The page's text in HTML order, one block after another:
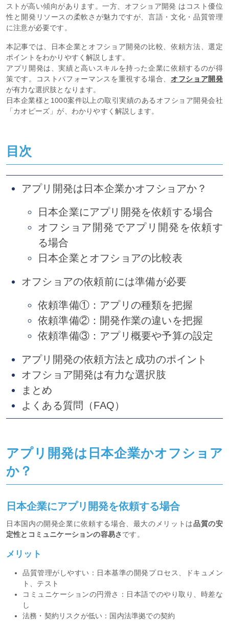
ストが高い傾向があります。一方、オフショア開発 はコスト優位
性と開発リソースの柔軟さが魅力ですが、言語・文化・品質管理
に注意が必要です。
本記事では、日本企業とオフショア開発の比較、依頼方法、選定
ポイントをわかりやすく解説します。
アプリ開発は、実績と高いスキルを持った企業に依頼するのが得
策です。コストパフォーマンスを重視する場合、 オフショア開発
が有力な選択肢となります。
日本企業様と1000案件以上の取引実績のあるオフショア開発会社
「カオピーズ」が、わかりやすく解説します。
目次
アプリ開発は日本企業かオフショアか？
日本企業にアプリ開発を依頼する場合
オフショア開発でアプリ開発を依頼す
る場合
日本企業とオフショアの比較表
オフショアの依頼前には準備が必要
依頼準備①：アプリの種類を把握
依頼準備②：開発作業の違いを把握
依頼準備③：アプリ概要や予算の設定
アプリ開発の依頼方法と成功のポイント
オフショア開発は有力な選択肢
まとめ
よくある質問（FAQ）
アプリ開発は日本企業かオフショア
か？
日本企業にアプリ開発を依頼する場合
日本国内の開発企業に依頼する場合、最大のメリットは品質の安
定性とコミュニケーションの容易さです。
メリット
品質管理がしやすい：日本基準の開発プロセス、ドキュメン
ト、テスト
コミュニケーションの円滑さ：日本語でのやり取り、時差な
し
法務・契約リスクが低い：国内法準拠での契約